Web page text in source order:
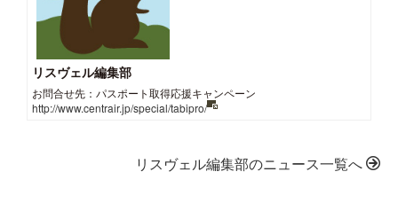
リスヴェル編集部
お問合せ先：パスポート取得応援キャンペーン
http://www.centrair.jp/special/tabipro/
リスヴェル編集部のニュース一覧へ